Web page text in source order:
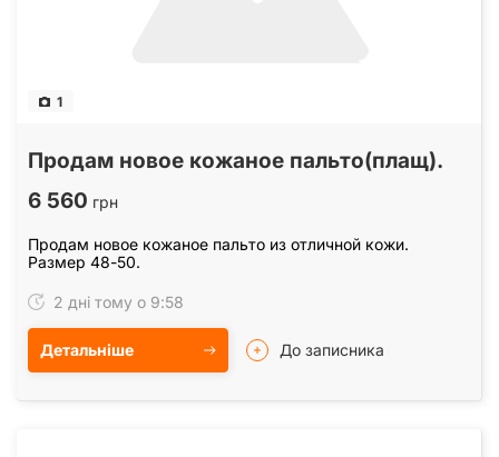
1
Продам новое кожаное пальто(плащ).
6 560 грн
Продам новое кожаное пальто из отличной кожи.
Размер 48-50.
2 дні тому о 9:58
Детальніше До записника